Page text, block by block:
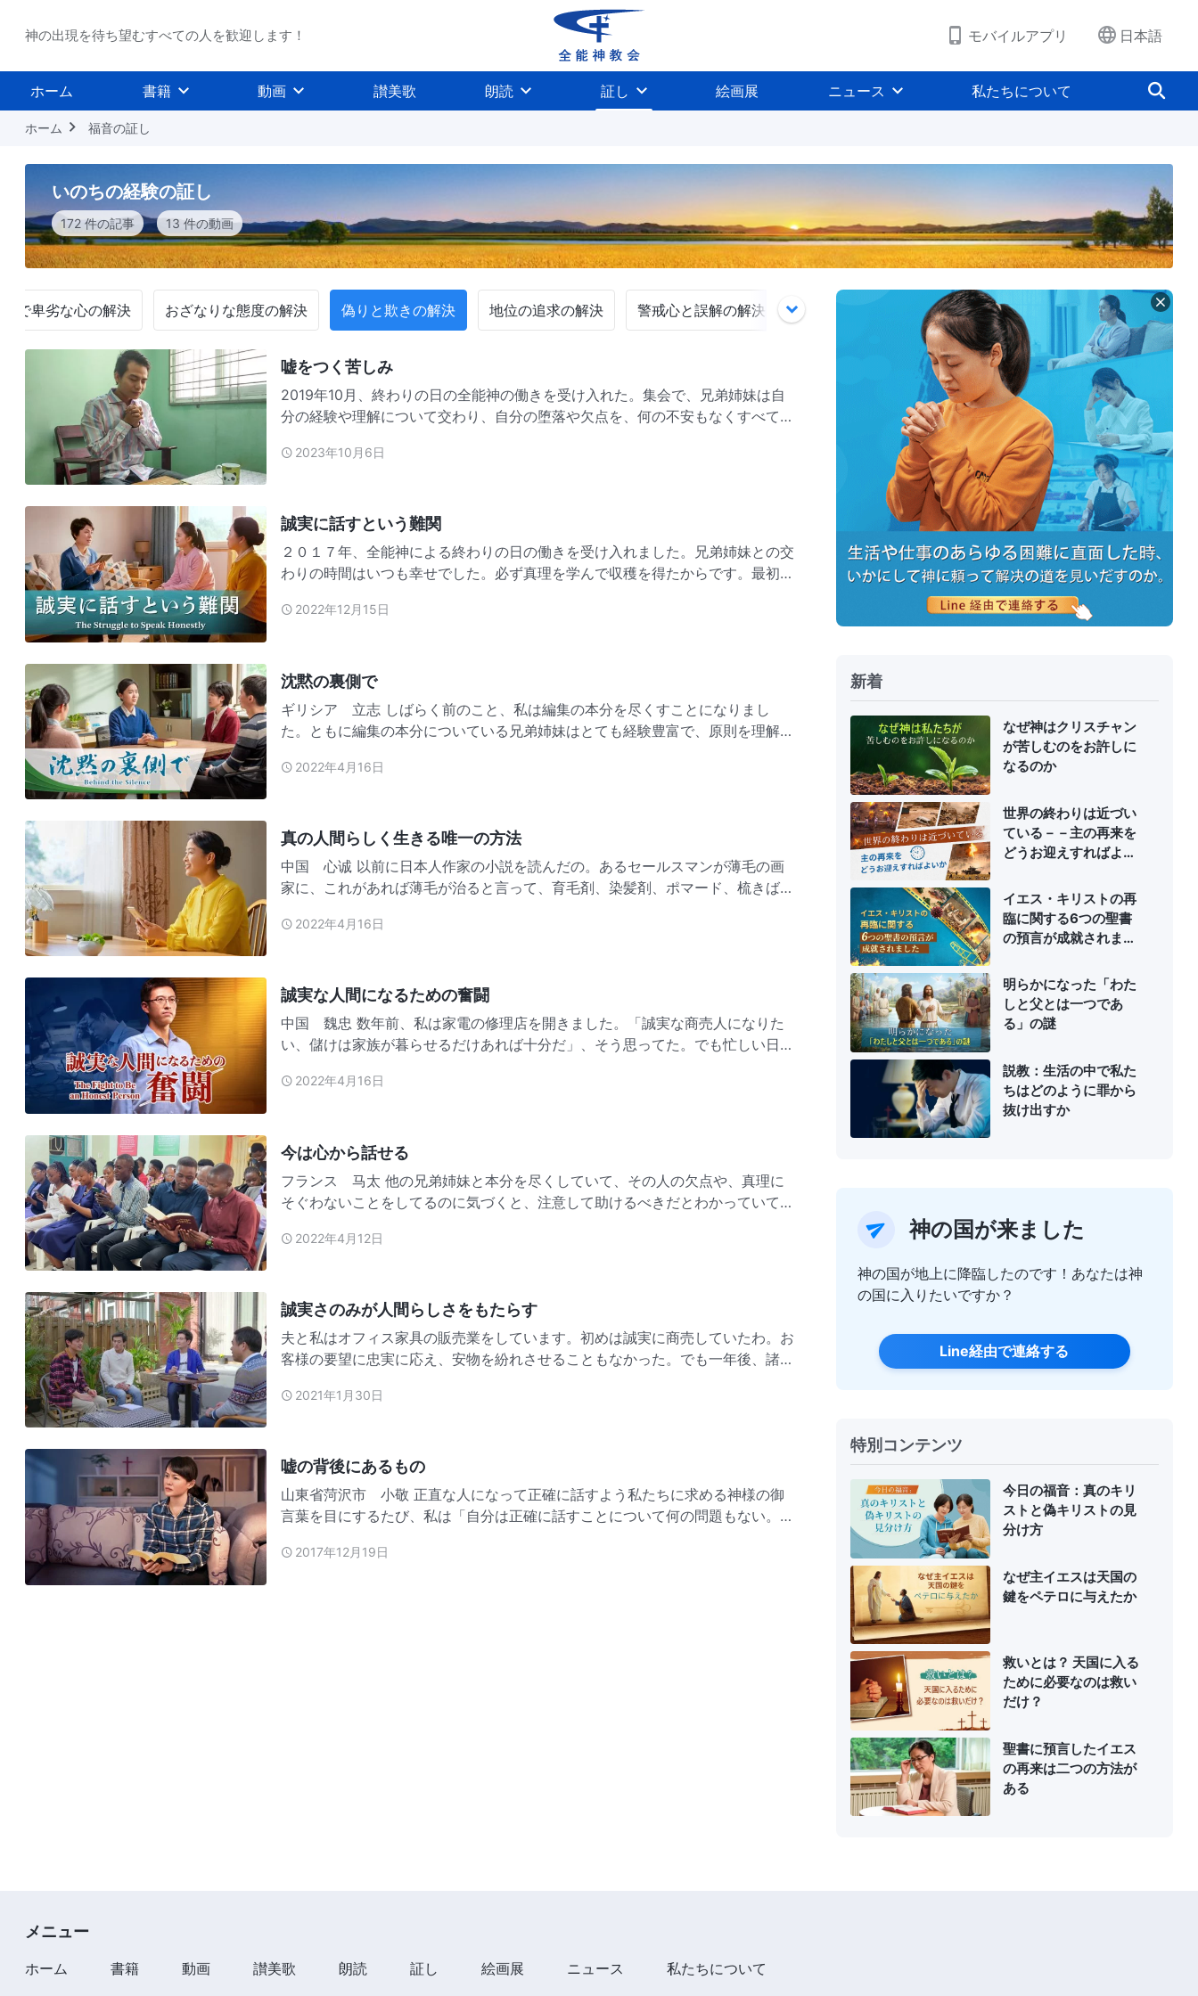
神の出現を待ち望むすべての人を歓迎します！ モバイルアプリ 日本語
ホーム 書籍 動画 讃美歌 朗読 証し 絵画展 ニュース 私たちについて
ホーム 福音の証し
いのちの経験の証し
172 件の記事 13 件の動画
で卑劣な心の解決 おざなりな態度の解決 偽りと欺きの解決 地位の追求の解決 警戒心と誤解の解決 偽りと見せかけの解決 祝福を得ようとする魂胆の解決
嘘をつく苦しみ
2019年10月、終わりの日の全能神の働きを受け入れた。集会で、兄弟姉妹は自
分の経験や理解について交わり、自分の堕落や欠点を、何の不安もなくすべて打
を開きたかったけど、いざそうしようとすると正直に話せなかった。あるとき、
2023年10月6日
誠実に話すという難関
２０１７年、全能神による終わりの日の働きを受け入れました。兄弟姉妹との交
わりの時間はいつも幸せでした。必ず真理を学んで収穫を得たからです。最初は
つ隠さず、神の御言葉に関する自分の理解を熱心に伝えました。指導者によく理
2022年12月15日
沈黙の裏側で
ギリシア 立志 しばらく前のこと、私は編集の本分を尽くすことになりまし
た。ともに編集の本分についている兄弟姉妹はとても経験豊富で、原則を理解し
確固たる知識を持っているのは誰かを、みんな識別することができたのです。私
2022年4月16日
真の人間らしく生きる唯一の方法
中国 心诚 以前に日本人作家の小説を読んだの。あるセールスマンが薄毛の画
家に、これがあれば薄毛が治ると言って、育毛剤、染髪剤、ポマード、梳きばさ
った。作者は風刺をもちいて、近頃のたちの悪い販売員の悪徳商法を暴いてみ
2022年4月16日
誠実な人間になるための奮闘
中国 魏忠 数年前、私は家電の修理店を開きました。「誠実な商売人になりた
い、儲けは家族が暮らせるだけあれば十分だ」、そう思ってた。でも忙しい日々
った。一般的な初任給よりも収入の少ない月すらありました。妻からは、そのこ
2022年4月16日
今は心から話せる
フランス 马太 他の兄弟姉妹と本分を尽くしていて、その人の欠点や、真理に
そぐわないことをしてるのに気づくと、注意して助けるべきだとわかっていて
そうした振る舞いの害と結末に気づかせ、自分を変えさせる出来事があったん
2022年4月12日
誠実さのみが人間らしさをもたらす
夫と私はオフィス家具の販売業をしています。初めは誠実に商売していたわ。お
客様の要望に忠実に応え、安物を紛れさせることもなかった。でも一年後、諸経
隣の店のオーナーは、かなり儲かっていたの。不思議だった。なんであの人たち
2021年1月30日
嘘の背後にあるもの
山東省菏沢市 小敬 正直な人になって正確に話すよう私たちに求める神様の御
言葉を目にするたび、私は「自分は正確に話すことについて何の問題もない。そ
ほど難しいことなのか。いつだってこの世で一番いらだたしいのは、話すときに
2017年12月19日
新着
なぜ神はクリスチャン
が苦しむのをお許しに
なるのか
世界の終わりは近づい
ている－－主の再来を
どうお迎えすればよい
イエス・キリストの再
臨に関する6つの聖書
の預言が成就されまし
明らかになった「わた
しと父とは一つであ
る」の謎
説教：生活の中で私た
ちはどのように罪から
抜け出すか
神の国が来ました
神の国が地上に降臨したのです！あなたは神
の国に入りたいですか？
Line経由で連絡する
特別コンテンツ
今日の福音：真のキリ
ストと偽キリストの見
分け方
なぜ主イエスは天国の
鍵をペテロに与えたか
救いとは？ 天国に入る
ために必要なのは救い
だけ？
聖書に預言したイエス
の再来は二つの方法が
ある
メニュー
ホーム 書籍 動画 讃美歌 朗読 証し 絵画展 ニュース 私たちについて